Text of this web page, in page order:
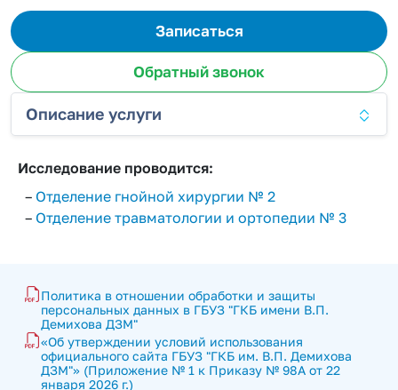
Записаться
Обратный звонок
Описание услуги
Исследование проводится:
– Отделение гнойной хирургии № 2
– Отделение травматологии и ортопедии № 3
Политика в отношении обработки и защиты
персональных данных в ГБУЗ "ГКБ имени В.П.
Демихова ДЗМ"
«Об утверждении условий использования
официального сайта ГБУЗ "ГКБ им. В.П. Демихова
ДЗМ"» (Приложение № 1 к Приказу № 98А от 22
января 2026 г.)